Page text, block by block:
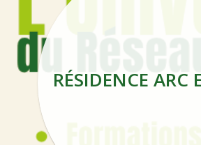
RÉSIDENCE ARC